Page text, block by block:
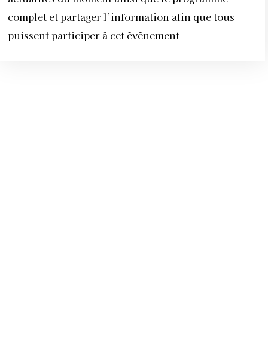
complet et partager l’information afin que tous
puissent participer à cet événement